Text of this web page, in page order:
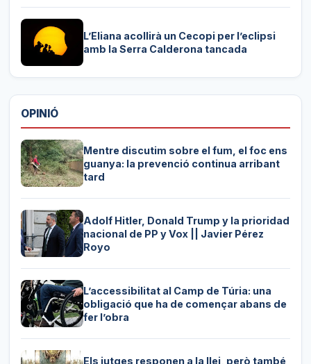
L’Eliana acollirà un Cecopi per l’eclipsi
amb la Serra Calderona tancada
OPINIÓ
Mentre discutim sobre el fum, el foc ens
guanya: la prevenció continua arribant
tard
Adolf Hitler, Donald Trump y la prioridad
nacional de PP y Vox || Javier Pérez
Royo
L’accessibilitat al Camp de Túria: una
obligació que ha de començar abans de
fer l’obra
Els jutges responen a la llei, però també